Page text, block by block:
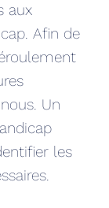
aux
Afin de
Un
les